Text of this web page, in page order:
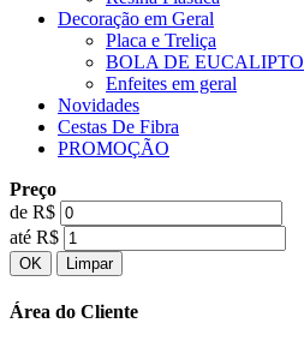
Decoração em Geral
Placa e Treliça
BOLA DE EUCALIPTO
Enfeites em geral
Novidades
Cestas De Fibra
PROMOÇÃO
Preço
de R$
até R$
Área do Cliente